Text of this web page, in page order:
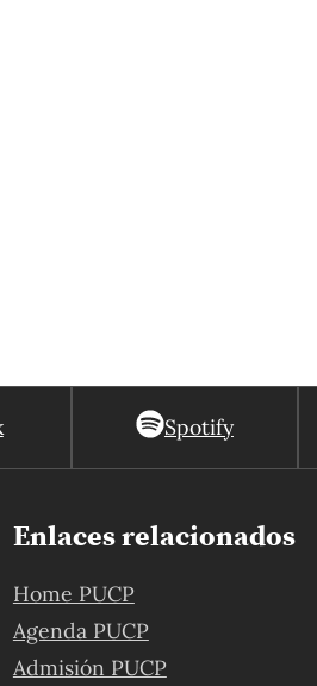
Spotify
Enlaces relacionados
Home PUCP
Agenda PUCP
Admisión PUCP